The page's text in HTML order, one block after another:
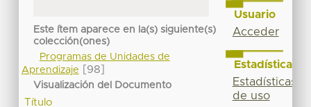
Este ítem aparece en la(s) siguiente(s)
colección(ones)
Programas de Unidades de
Aprendizaje
[98]
Visualización del Documento
Título
Usuario
Acceder
Estadísticas
Estadísticas
de uso